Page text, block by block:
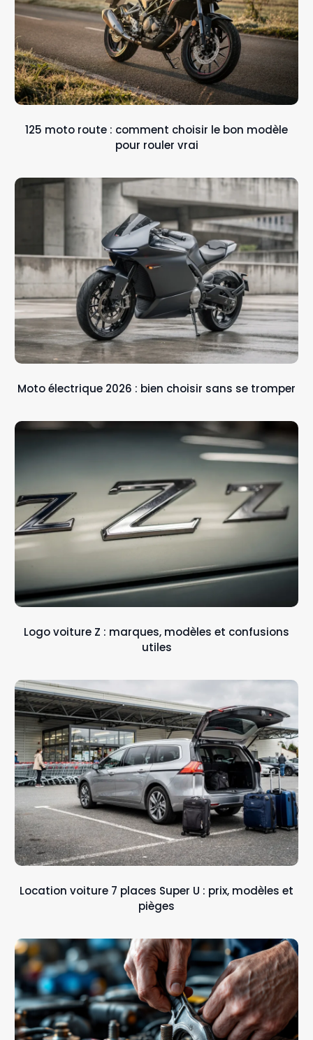
125 moto route : comment choisir le bon modèle
pour rouler vrai
Moto électrique 2026 : bien choisir sans se tromper
Logo voiture Z : marques, modèles et confusions
utiles
Location voiture 7 places Super U : prix, modèles et
pièges